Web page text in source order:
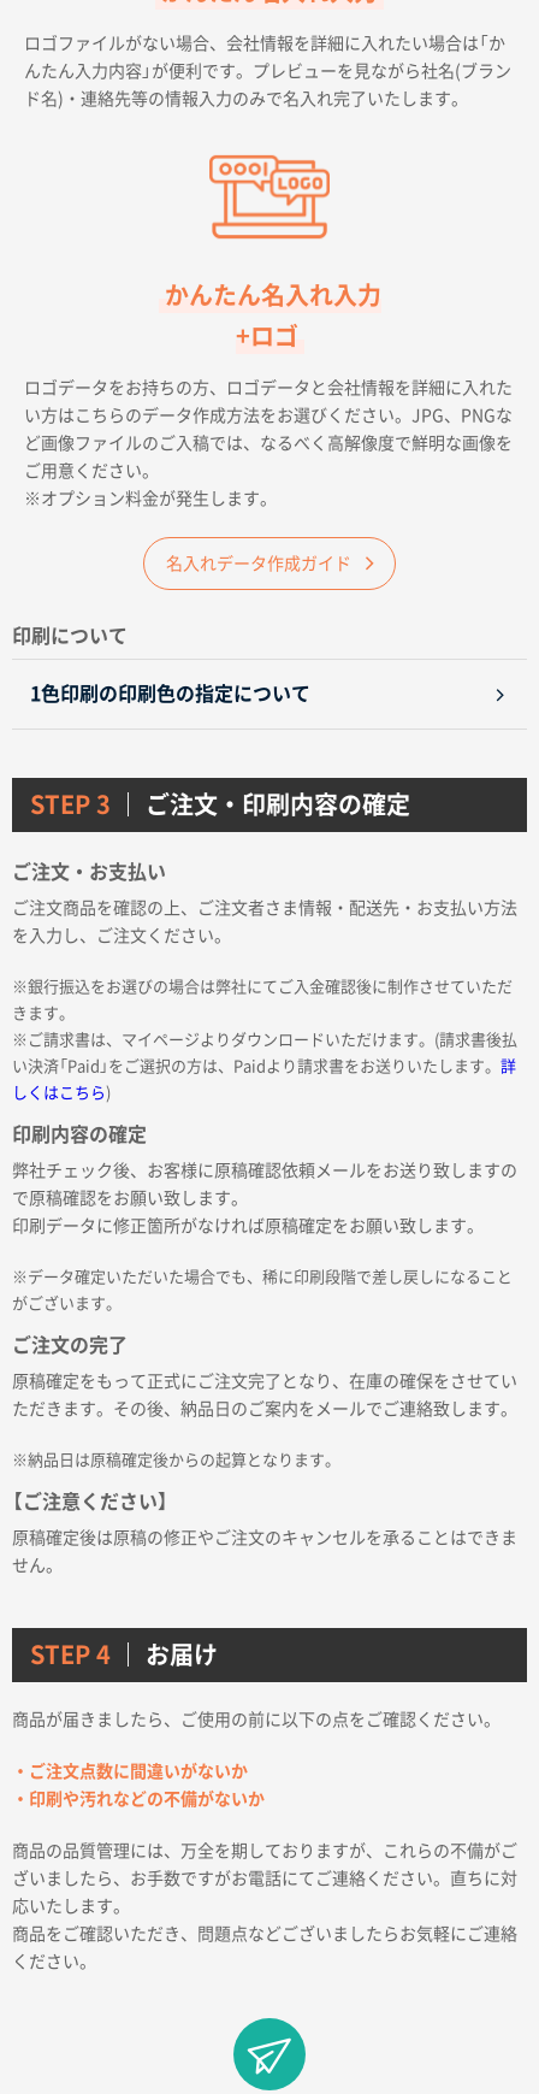
ロゴファイルがない場合、会社情報を詳細に入れたい場合は「か
んたん入力内容」が便利です。プレビューを見ながら社名(ブラン
ド名)・連絡先等の情報入力のみで名入れ完了いたします。
かんたん名入れ入力
+ロゴ
ロゴデータをお持ちの方、ロゴデータと会社情報を詳細に入れた
い方はこちらのデータ作成方法をお選びください。JPG、PNGな
ど画像ファイルのご入稿では、なるべく高解像度で鮮明な画像を
ご用意ください。
※オプション料金が発生します。
名入れデータ作成ガイド
印刷について
1色印刷の印刷色の指定について
STEP 3 ご注文・印刷内容の確定
ご注文・お支払い
ご注文商品を確認の上、ご注文者さま情報・配送先・お支払い方法
を入力し、ご注文ください。
※銀行振込をお選びの場合は弊社にてご入金確認後に制作させていただ
きます。
※ご請求書は、マイページよりダウンロードいただけます。(請求書後払
い決済「Paid」をご選択の方は、Paidより請求書をお送りいたします。 詳
しくはこちら )
印刷内容の確定
弊社チェック後、お客様に原稿確認依頼メールをお送り致しますの
で原稿確認をお願い致します。
印刷データに修正箇所がなければ原稿確定をお願い致します。
※データ確定いただいた場合でも、稀に印刷段階で差し戻しになること
がございます。
ご注文の完了
原稿確定をもって正式にご注文完了となり、在庫の確保をさせてい
ただきます。その後、納品日のご案内をメールでご連絡致します。
※納品日は原稿確定後からの起算となります。
【ご注意ください】
原稿確定後は原稿の修正やご注文のキャンセルを承ることはできま
せん。
STEP 4 お届け
商品が届きましたら、ご使用の前に以下の点をご確認ください。
・ご注文点数に間違いがないか
・印刷や汚れなどの不備がないか
商品の品質管理には、万全を期しておりますが、これらの不備がご
ざいましたら、お手数ですがお電話にてご連絡ください。直ちに対
応いたします。
商品をご確認いただき、問題点などございましたらお気軽にご連絡
ください。